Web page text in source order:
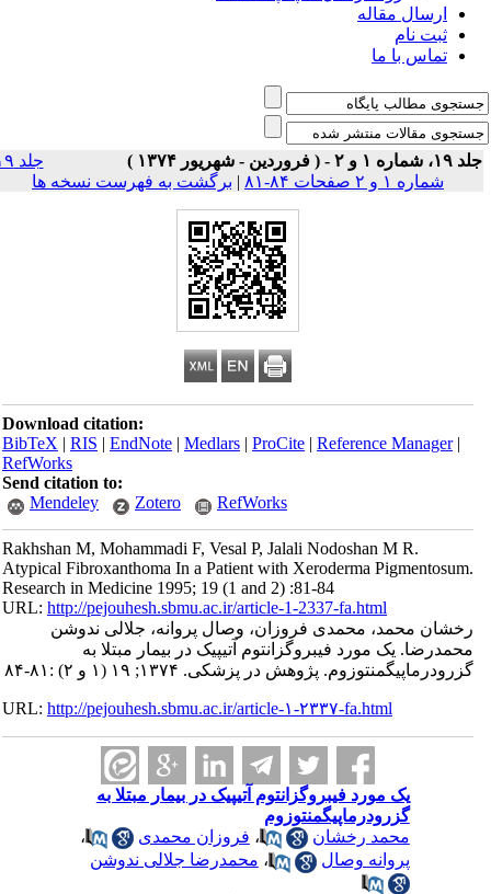
ارسال مقاله
ثبت نام
تماس با ما
۱ و ۲ - ( فروردین - شهریور ۱۳۷۴ )
جلد ۱۹
شماره ۱ و ۲ صفحات ۸۴-۸۱
| برگشت به فهرست نسخه ها
Download citation:
BibTeX|RIS|EndNote|Medlars|ProCite|Reference Manager
RefWorks
Send citation to:
Mendeley
Zotero RefWorks
Rakhshan M, Mohammadi F, Vesal P, Jalali Nodoshan M R.
Atypical Fibroxanthoma In a Patient with Xeroderma Pigmentosum.
Research in Medicine 1995; 19 (1 and 2) :81-84
URL:http://pejouhesh.sbmu.ac.ir/article-1-2337-fa.html
رخشان محمد، محمدی فروزان، وصال پروانه، جلالی ندوشن
محمدرضا. یک مورد فیبروگزانتوم آتیپیک در بیمار مبتلا به
گزرودرماپیگمنتوزوم. پژوهش در پزشکی. ۱۳۷۴; ۱۹ (۱ و ۲) :۸۱-۸۴
URL:http://pejouhesh.sbmu.ac.ir/article-۱-۲۳۳۷-fa.html
یک مورد فیبروگزانتوم آتیپیک در بیمار مبتلا به
گزرودرماپیگمنتوزوم
محمد رخشان
،فروزان محمدی
،
پروانه وصال
،محمدرضا جلالی ندوشن